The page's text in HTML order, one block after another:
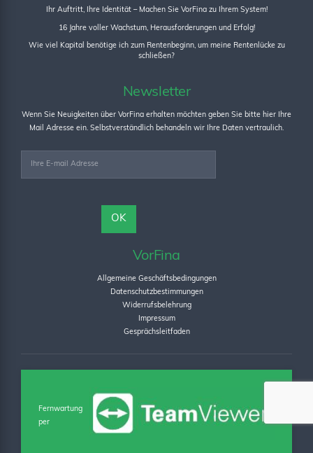
Ihr Auftritt, Ihre Identität – Machen Sie VorFina zu Ihrem System!
16 Jahre voller Wachstum, Herausforderungen und Erfolg!
Wie viel Kapital benötige ich zum Rentenbeginn, um meine Rentenlücke zu
schließen?
Newsletter
Wenn Sie Neuigkeiten über VorFina erhalten möchten geben Sie bitte hier Ihre
Mail Adresse ein. Selbstverständlich behandeln wir Ihre Daten vertraulich.
VorFina
Allgemeine Geschäftsbedingungen
Datenschutzbestimmungen
Widerrufsbelehrung
Impressum
Gesprächsleitfaden
Fernwartung
per